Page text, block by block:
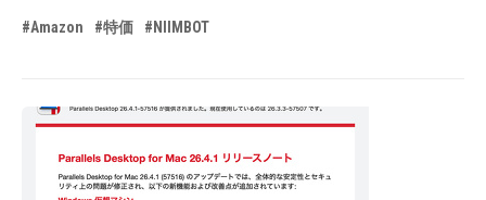
#Amazon #特価 #NIIMBOT